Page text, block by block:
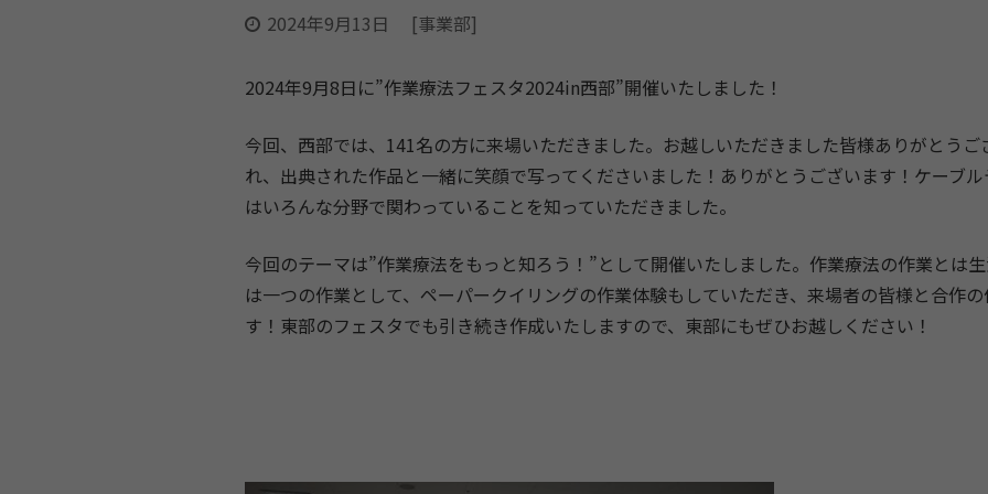
2024年9月13日 [事業部]
2024年9月8日に”作業療法フェスタ2024in西部”開催いたしました！
今回、西部では、141名の方に来場いただきました。お越しいただきました皆様ありがとう
れ、出典された作品と一緒に笑顔で写ってくださいました！ありがとうございます！ケーブ
はいろんな分野で関わっていることを知っていただきました。
今回のテーマは”作業療法をもっと知ろう！”として開催いたしました。作業療法の作業とは
は一つの作業として、ペーパークイリングの作業体験もしていただき、来場者の皆様と合作
す！東部のフェスタでも引き続き作成いたしますので、東部にもぜひお越しください！